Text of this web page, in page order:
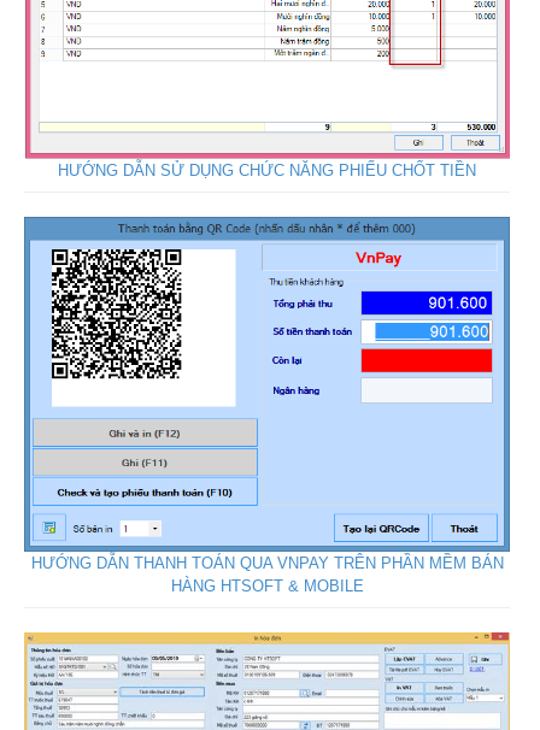
HƯỚNG DẪN SỬ DỤNG CHỨC NĂNG PHIẾU CHỐT TIỀN
HƯỚNG DẪN THANH TOÁN QUA VNPAY TRÊN PHẦN MỀM BÁN
HÀNG HTSOFT & MOBILE